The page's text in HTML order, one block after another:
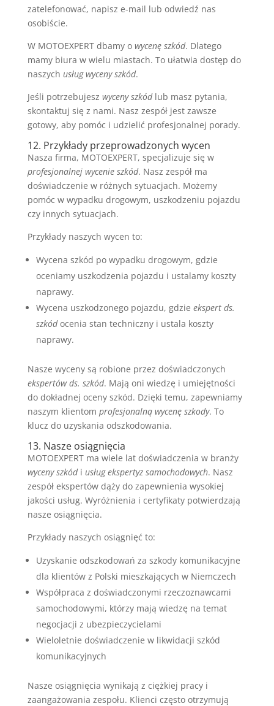
zatelefonować, napisz e-mail lub odwiedź nas
osobiście.
W MOTOEXPERT dbamy o wycenę szkód. Dlatego
mamy biura w wielu miastach. To ułatwia dostęp do
naszych usług wyceny szkód.
Jeśli potrzebujesz wyceny szkódlub masz pytania,
skontaktuj się z nami. Nasz zespół jest zawsze
gotowy, aby pomóc i udzielić profesjonalnej porady.
12. Przykłady przeprowadzonych wycen
Nasza firma, MOTOEXPERT, specjalizuje się w
profesjonalnej wycenie szkód. Nasz zespół ma
doświadczenie w różnych sytuacjach. Możemy
pomóc w wypadku drogowym, uszkodzeniu pojazdu
czy innych sytuacjach.
Przykłady naszych wycen to:
Wycena szkód po wypadku drogowym, gdzie
oceniamy uszkodzenia pojazdu i ustalamy koszty
naprawy.
Wycena uszkodzonego pojazdu, gdzie ekspert ds.
szkódocenia stan techniczny i ustala koszty
naprawy.
Nasze wyceny są robione przez doświadczonych
ekspertów ds. szkód. Mają oni wiedzę i umiejętności
do dokładnej oceny szkód. Dzięki temu, zapewniamy
naszym klientom profesjonalną wycenę szkody. To
klucz do uzyskania odszkodowania.
13. Nasze osiągnięcia
MOTOEXPERT ma wiele lat doświadczenia w branży
wyceny szkódi usług ekspertyz samochodowych. Nasz
zespół ekspertów dąży do zapewnienia wysokiej
jakości usług. Wyróżnienia i certyfikaty potwierdzają
nasze osiągnięcia.
Przykłady naszych osiągnięć to:
Uzyskanie odszkodowań za szkody komunikacyjne
dla klientów z Polski mieszkających w Niemczech
Współpraca z doświadczonymi rzeczoznawcami
samochodowymi, którzy mają wiedzę na temat
negocjacji z ubezpieczycielami
Wieloletnie doświadczenie w likwidacji szkód
komunikacyjnych
Nasze osiągnięcia wynikają z ciężkiej pracy i
zaangażowania zespołu. Klienci często otrzymują